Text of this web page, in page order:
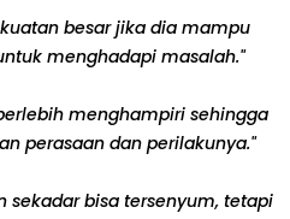
besar jika dia mampu
menghadapi masalah."
menghampiri sehingga
perasaan dan perilakunya."
sekadar bisa tersenyum, tetapi